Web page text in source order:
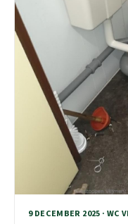
9 DECEMBER 2025 · WC